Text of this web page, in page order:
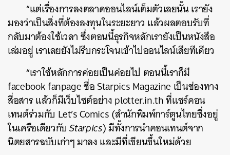
“แต่เรื่องการลงตลาดออนไลน์เต็มตัวเลยนั้น เรายัง
มองว่าเป็นสิ่งที่ต้องลงทุนในระยะยาว แล้วผลตอบรับที่
กลับมาต้องใช้เวลา ซึ่งตอนนี้ธุรกิจหลักเรายังเป็นหนังสือ
เล่มอยู่ เราเลยยังไม่รีบกระโจนเข้าไปออนไลน์เสียทีเดียว
“เราใช้หลักการค่อยเป็นค่อยไป ตอนนี้เราก็มี
facebook fanpage ชื่อ Starpics Magazine เป็นช่องทาง
สื่อสาร แล้วก็มีเว็บไซต์อย่าง plotter.in.th ที่แชร์คอน
เทนต์ร่วมกับ Let’s Comics (สำนักพิมพ์การ์ตูนไทยซึ่งอยู่
ในเครือเดียวกับStarpics) มีทั้งการนำคอนเทนต์จาก
นิตยสารฉบับเก่าๆ มาลง และมีที่เขียนขึ้นใหม่ด้วย